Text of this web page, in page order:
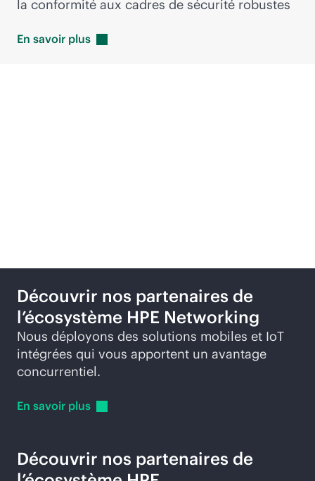
la conformité aux cadres de sécurité robustes
En savoir plus
Découvrir nos partenaires de
l’écosystème HPE Networking
Nous déployons des solutions mobiles et IoT
intégrées qui vous apportent un avantage
concurrentiel.
En savoir plus
Découvrir nos partenaires de